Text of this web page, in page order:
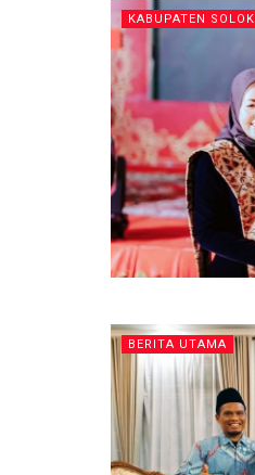
KABUPATEN SOLOK
BERITA UTAMA